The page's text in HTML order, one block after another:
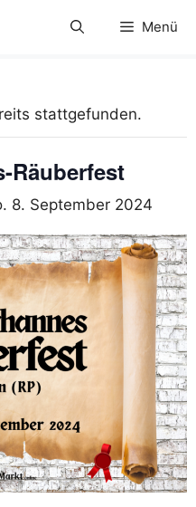
Menü
stattgefunden.
Räuberfest
8. September 2024